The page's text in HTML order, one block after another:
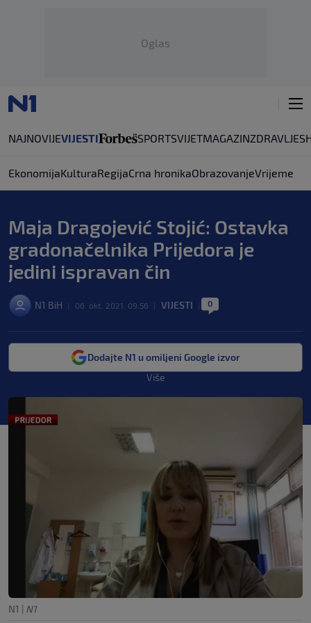
Oglas
NAJNOVIJEVIJESTI SPORTSVIJETMAGAZINZDRAVLJE
EkonomijaKulturaRegijaCrna hronikaObrazovanjeVrijeme
Maja Dragojević Stojić: Ostavka
gradonačelnika Prijedora je
jedini ispravan čin
N1 BiH 06. okt. 2021. 09:56 VIJESTI 0
Dodajte N1 u omiljeni Google izvor
Više
N1 | N1